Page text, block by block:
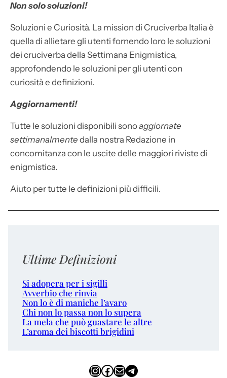
Non solo soluzioni!
Soluzioni e Curiosità. La mission di Cruciverba Italia è
quella di allietare gli utenti fornendo loro le soluzioni
dei cruciverba della Settimana Enigmistica,
approfondendo le soluzioni per gli utenti con
curiosità e definizioni.
Aggiornamenti!
Tutte le soluzioni disponibili sonoaggiornate
settimanalmente dalla nostra Redazione in
concomitanza con le uscite delle maggiori riviste di
enigmistica.
Aiuto per tutte le definizioni più difficili.
Ultime Definizioni
Si adopera per i sigilli
Avverbio che rinvia
Non lo è di maniche l’avaro
Chi non lo passa non lo supera
La mela che può guastare le altre
L’aroma dei biscotti brigidini
InstagramFacebook Email Telegram